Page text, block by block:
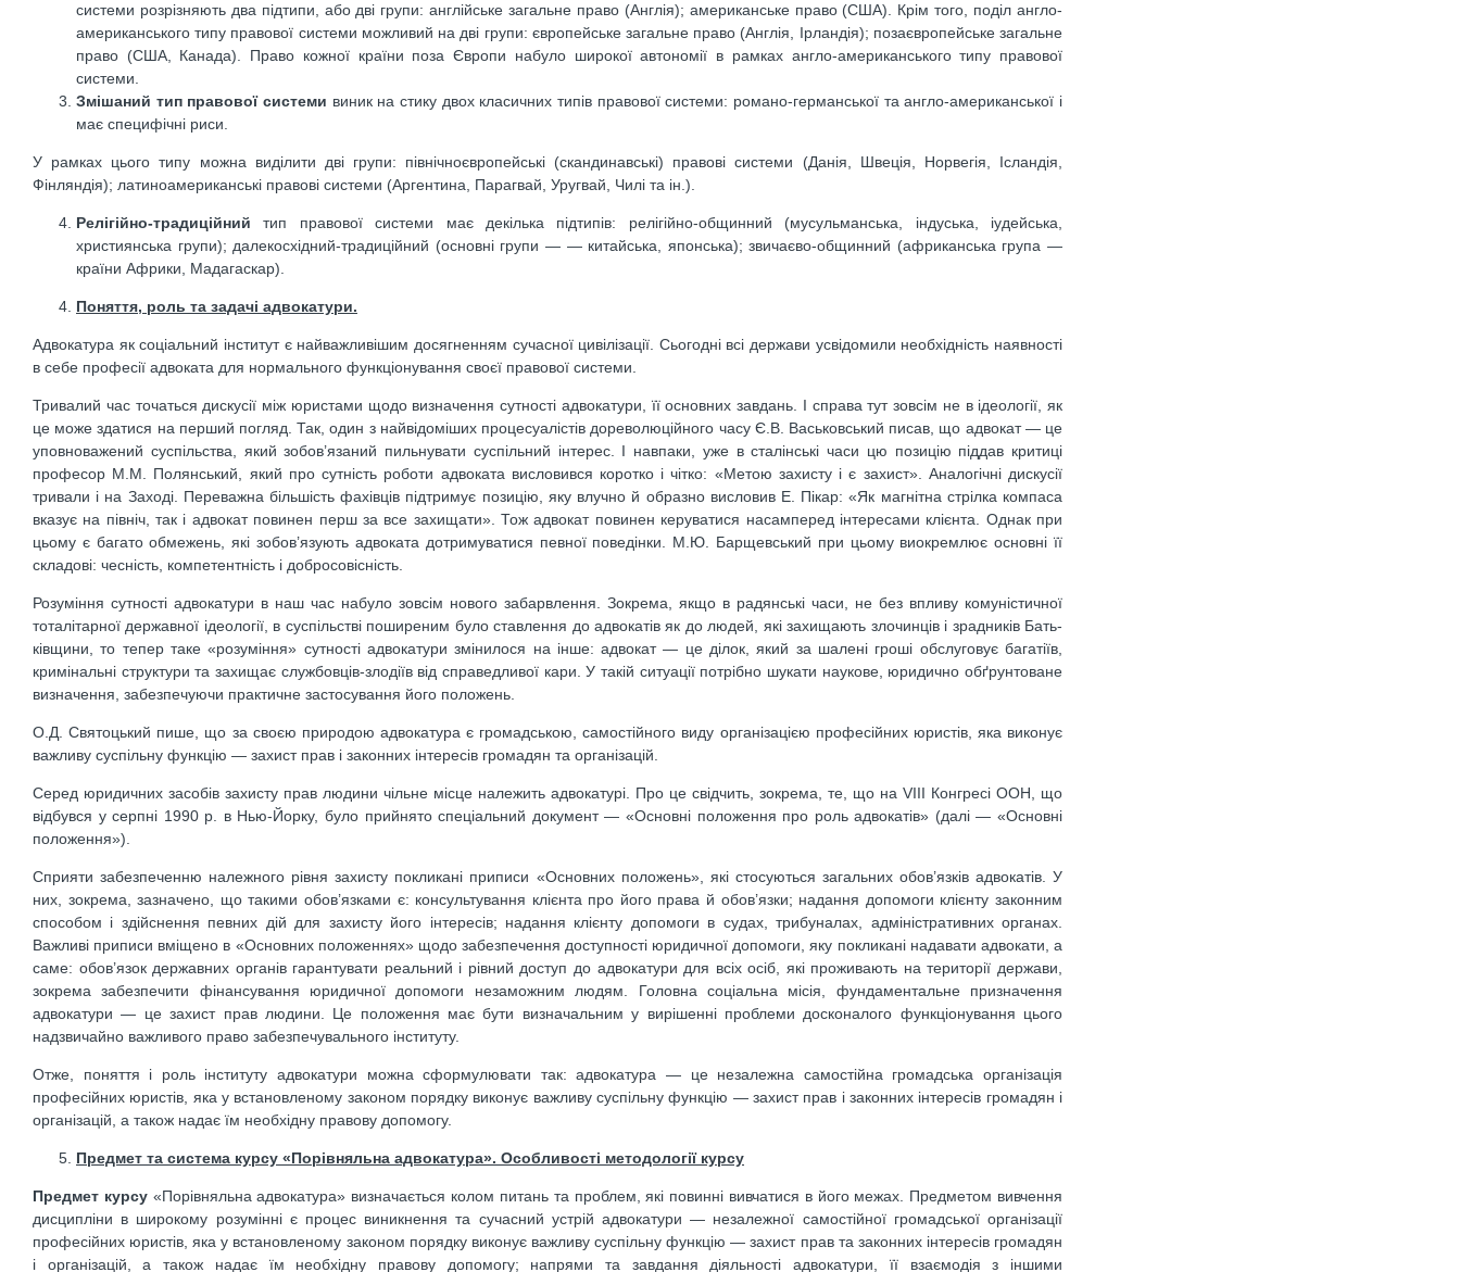
системи розрізняють два підтипи, або дві групи: англійське загальне право (Англія); американське право (США). Крім того, поділ англо-
американського типу правової системи можливий на дві групи: європейське загальне право (Англія, Ірландія); позаєвропейське загальне
право (США, Канада). Право кожної країни поза Європи набуло широкої автономії в рамках англо-американського типу правової
системи.
Змішаний тип правової системи виник на стику двох класичних типів правової системи: романо-германської та англо-американської і
має специфічні риси.
У рамках цього типу можна виділити дві групи: північноєвропейські (скандинавські) правові системи (Данія, Швеція, Норвегія, Ісландія,
Фінляндія); латиноамериканські правові системи (Аргентина, Парагвай, Уругвай, Чилі та ін.).
Релігійно-традиційний тип правової системи має декілька підтипів: релігійно-общинний (мусульманська, індуська, іудейська,
християнська групи); далекосхідний-традиційний (основні групи — — китайська, японська); звичаєво-общинний (африканська група —
країни Африки, Мадагаскар).
Поняття, роль та задачі адвокатури.
Адвокатура як соціальний інститут є найважливішим досягненням сучасної цивілізації. Сьогодні всі держави усвідомили необхідність наявності
в себе професії адвоката для нормального функціонування своєї правової системи.
Тривалий час точаться дискусії між юристами щодо ви­значення сутності адвокатури, її основних завдань. І спра­ва тут зовсім не в ідеології, як
це може здатися на перший погляд. Так, один з найвідоміших процесуалістів дорево­люційного часу Є.В. Васьковський писав, що адвокат — це
уповноважений суспільства, який зобов’язаний пильнува­ти суспільний інтерес. І навпаки, уже в сталінські часи цю позицію піддав критиці
професор М.М. Полянський, який про сутність роботи адвоката висловився коротко і чітко: «Метою захисту і є захист». Аналогічні дискусії
тривали і на Заході. Переважна більшість фахівців підтримує пози­цію, яку влучно й образно висловив Е. Пікар: «Як магнітна стрілка компаса
вказує на північ, так і адвокат повинен перш за все захищати». Тож адвокат повинен керуватися насамперед інтересами клієнта. Однак при
цьому є багато обмежень, які зобов’язують адвоката дотримуватися пев­ної поведінки. М.Ю. Барщевський при цьому виокремлює ос­новні її
складові: чесність, компетентність і добросовісність.
Розуміння сутності адвокатури в наш час набуло зовсім нового забарвлення. Зокрема, якщо в радянські часи, не без впливу комуністичної
тоталітарної державної ідеології, в суспільстві поширеним було ставлення до адвокатів як до людей, які захищають злочинців і зрадників Бать­
ківщини, то тепер таке «розуміння» сутності адвокатури зміни­лося на інше: адвокат — це ділок, який за шалені гроші об­слуговує багатіїв,
кримінальні структури та захищає службовців-злодіїв від справедливої кари. У такій ситуації по­трібно шукати наукове, юридично обґрунтоване
визначен­ня, забезпечуючи практичне застосування його положень.
О.Д. Святоцький пише, що за своєю природою адвокатура є громадською, самостійного виду організацією професійних юристів, яка виконує
важливу суспільну функцію — захист прав і законних інтересів громадян та організацій.
Серед юридичних засобів захисту прав людини чільне міс­це належить адвокатурі. Про це свідчить, зокрема, те, що на VIII Конгресі ООН, що
відбувся у серпні 1990 р. в Нью-Йор­ку, було прийнято спеціальний документ — «Основні поло­ження про роль адвокатів» (далі — «Основні
положення»).
Сприяти забезпеченню належного рівня захисту покли­кані приписи «Основних положень», які стосуються за­гальних обов’язків адвокатів. У
них, зокрема, зазначено, що такими обов’язками є: консультування клієнта про йо­го права й обов’язки; надання допомоги клієнту законним
способом і здійснення певних дій для захисту його інтере­сів; надання клієнту допомоги в судах, трибуналах, ад­міністративних органах.
Важливі приписи вміщено в «Основних положеннях» щодо забезпечення доступності юридичної допомоги, яку покликані надавати адвокати, а
саме: обов’язок держав­них органів гарантувати реальний і рівний доступ до адво­катури для всіх осіб, які проживають на території держа­ви,
зокрема забезпечити фінансування юридичної допомо­ги незаможним людям. Головна соціальна місія, фундаментальне призначення
адвокатури — це захист прав людини. Це положення має бути визначальним у вирішенні проблеми досконалого функціонування цього
надзвичайно важливого право забезпечувального інституту.
Отже, поняття і роль інституту адвокатури можна сформулювати так: адвокатура — це незалежна само­стійна громадська організація
професійних юристів, яка у встановленому законом порядку виконує важливу суспільну функцію — захист прав і законних інтересів громадян і
ор­ганізацій, а також надає їм необхідну правову допомогу.
Предмет та система курсу «Порівняльна адвокатура». Особливості методології курсу
Предмет курсу«Порівняльна адвокатура» визначається ко­лом питань та проблем, які повинні вивчатися в його межах. Предметом вивчення
дисципліни в широкому розумінні є процес виникнення та сучасний устрій адвокатури — незалежної самостійної громадської організації
професійних юристів, яка у встановленому законом порядку виконує важливу суспільну функцію — захист прав та законних інтересів громадян
і організацій, а також надає їм необхідну правову допомогу; напрями та завдання діяльності адвока­тури, її взаємодія з іншими